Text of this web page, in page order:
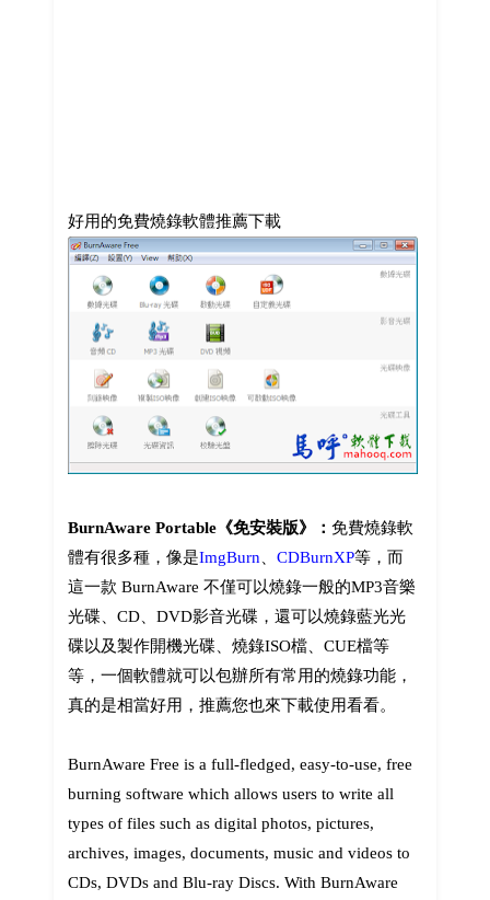
好用的免費燒錄軟體推薦下載
BurnAware Portable《免安裝版》： 免費燒錄軟
體有很多種，像是ImgBurn、 CDBurnXP等，而
這一款 BurnAware 不僅可以燒錄一般的MP3音樂
光碟、CD、DVD影音光碟，還可以燒錄藍光光
碟以及製作開機光碟、燒錄ISO檔、CUE檔等
等，一個軟體就可以包辦所有常用的燒錄功能，
真的是相當好用，推薦您也來下載使用看看。
BurnAware Free is a full-fledged, easy-to-use, free
burning software which allows users to write all
types of files such as digital photos, pictures,
archives, images, documents, music and videos to
CDs, DVDs and Blu-ray Discs. With BurnAware